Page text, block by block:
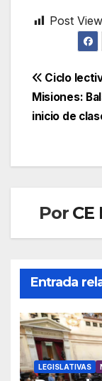
Post
de
Ciclo
Misiones:
inicio de
Por CE
Entrada
LEGISLATIVAS